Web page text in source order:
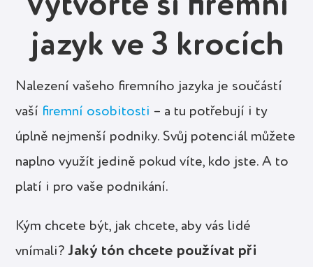
jazyk ve 3 krocích
Nalezení vašeho firemního jazyka je součástí
vaší firemní osobitosti – a tu potřebují i ty
úplně nejmenší podniky. Svůj potenciál můžete
naplno využít jedině pokud víte, kdo jste. A to
platí i pro vaše podnikání.
Kým chcete být, jak chcete, aby vás lidé
vnímali?Jaký tón chcete používat při